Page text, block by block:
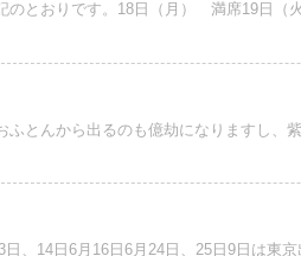
のとおりです。18日（月） 満席19日
とんから出るのも億劫になりますし、
、14日6月16日6月24日、25日9日は東京